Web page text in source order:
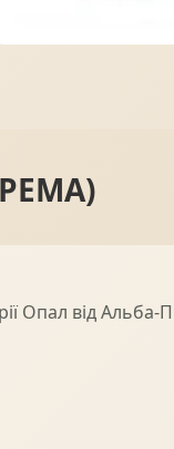
ПОКРІВЛЯ
Опал від Альба-